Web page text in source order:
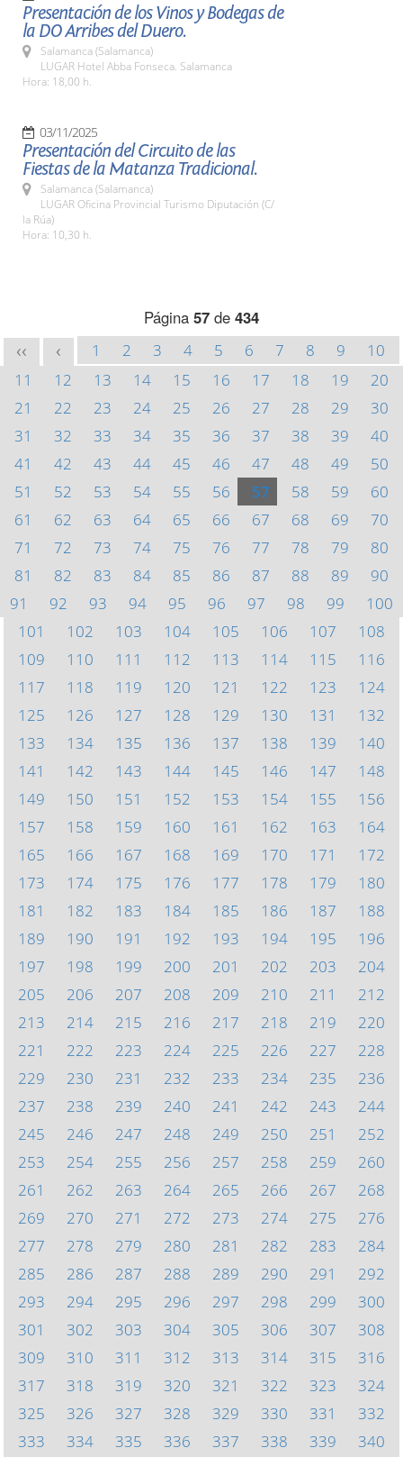
Presentación de los Vinos y Bodegas de
la DO Arribes del Duero.
Salamanca (Salamanca)
LUGAR Hotel Abba Fonseca. Salamanca
Hora: 18,00 h.
03/11/2025
Presentación del Circuito de las
Fiestas de la Matanza Tradicional.
Salamanca (Salamanca)
LUGAR Oficina Provincial Turismo Diputación (C/
la Rúa)
Hora: 10,30 h.
Página 57 de 434
<< < 1 2 3 4 5 6 7 8 9
10
11
12 13 14 15 16 17 18 19
20
21
22 23 24 25 26 27 28 29
30
31
32 33 34 35 36 37 38 39
40
41
42 43 44 45 46 47 48 49
50
51
52 53 54 55 56 57 58 59
60
61
62 63 64 65 66 67 68 69
70
71
72 73 74 75 76 77 78 79
80
81
82 83 84 85 86 87 88 89
90
91
92 93 94 95 96 97 98 99
100
101
102 103 104 105 106 107
108
109
110 111 112 113 114 115
116
117
118 119 120 121 122 123
124
125
126 127 128 129 130 131
132
133
134 135 136 137 138 139
140
141
142 143 144 145 146 147
148
149
150 151 152 153 154 155
156
157
158 159 160 161 162 163
164
165
166 167 168 169 170 171
172
173
174 175 176 177 178 179
180
181
182 183 184 185 186 187
188
189
190 191 192 193 194 195
196
197
198 199 200 201 202 203
204
205
206 207 208 209 210 211
212
213
214 215 216 217 218 219
220
221
222 223 224 225 226 227
228
229
230 231 232 233 234 235
236
237
238 239 240 241 242 243
244
245
246 247 248 249 250 251
252
253
254 255 256 257 258 259
260
261
262 263 264 265 266 267
268
269
270 271 272 273 274 275
276
277
278 279 280 281 282 283
284
285
286 287 288 289 290 291
292
293
294 295 296 297 298 299
300
301
302 303 304 305 306 307
308
309
310 311 312 313 314 315
316
317
318 319 320 321 322 323
324
325
326 327 328 329 330 331
332
333
334 335 336 337 338 339 340